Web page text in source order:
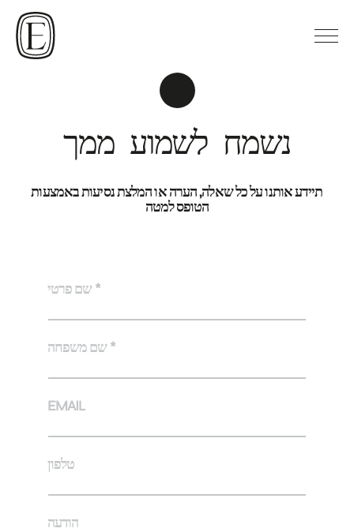
נשמח לשמוע ממך
תיידע אותנו על כל שאלה, הערה או המלצת נסיעות באמצעות
הטופס למטה
שם פרטי *
שם משפחה *
EMAIL
טלפון
הודעה